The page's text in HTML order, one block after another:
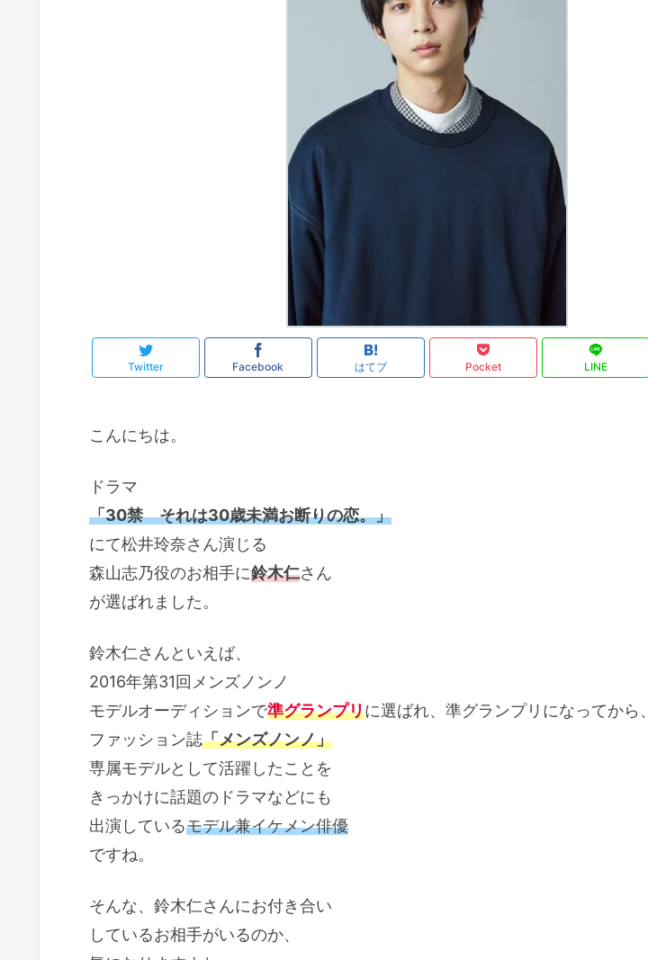
Twitter Facebook はてブ Pocket LINE
こんにちは。
ドラマ
「30禁 それは30歳未満お断りの恋。」
にて松井玲奈さん演じる
森山志乃役のお相手に鈴木仁さん
が選ばれました。
鈴木仁さんといえば、
2016年第31回メンズノンノ
モデルオーディションで準グランプリに選ばれ、準グランプリになってから、
ファッション誌「メンズノンノ」
専属モデルとして活躍したことを
きっかけに話題のドラマなどにも
出演しているモデル兼イケメン俳優
ですね。
そんな、鈴木仁さんにお付き合い
しているお相手がいるのか、